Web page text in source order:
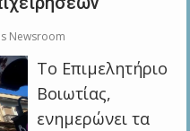
Newsroom
Το Επιμελητήριο
Βοιωτίας,
ενημερώνει τα